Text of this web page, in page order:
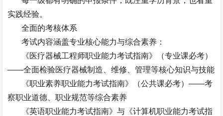
实践经验。
全面的考核体系
考试内容涵盖专业核心能力与综合素养：
《医疗器械工程师职业能力考试指南》（专业课必考）
——全面检验医疗器械制造、维修、管理等核心知识与技能
《职业素养职业能力考试指南》（公共课必考）——考
察职业道德、职业规范等综合素养
《英语职业能力考试指南》与《计算机职业能力考试指